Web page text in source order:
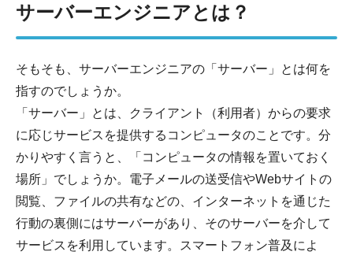
サーバーエンジニアとは？
そもそも、サーバーエンジニアの「サーバー」とは何を
指すのでしょうか。
「サーバー」とは、クライアント（利用者）からの要求
に応じサービスを提供するコンピュータのことです。分
かりやすく言うと、「コンピュータの情報を置いておく
場所」でしょうか。電子メールの送受信やWebサイトの
閲覧、ファイルの共有などの、インターネットを通じた
行動の裏側にはサーバーがあり、そのサーバーを介して
サービスを利用しています。スマートフォン普及によ